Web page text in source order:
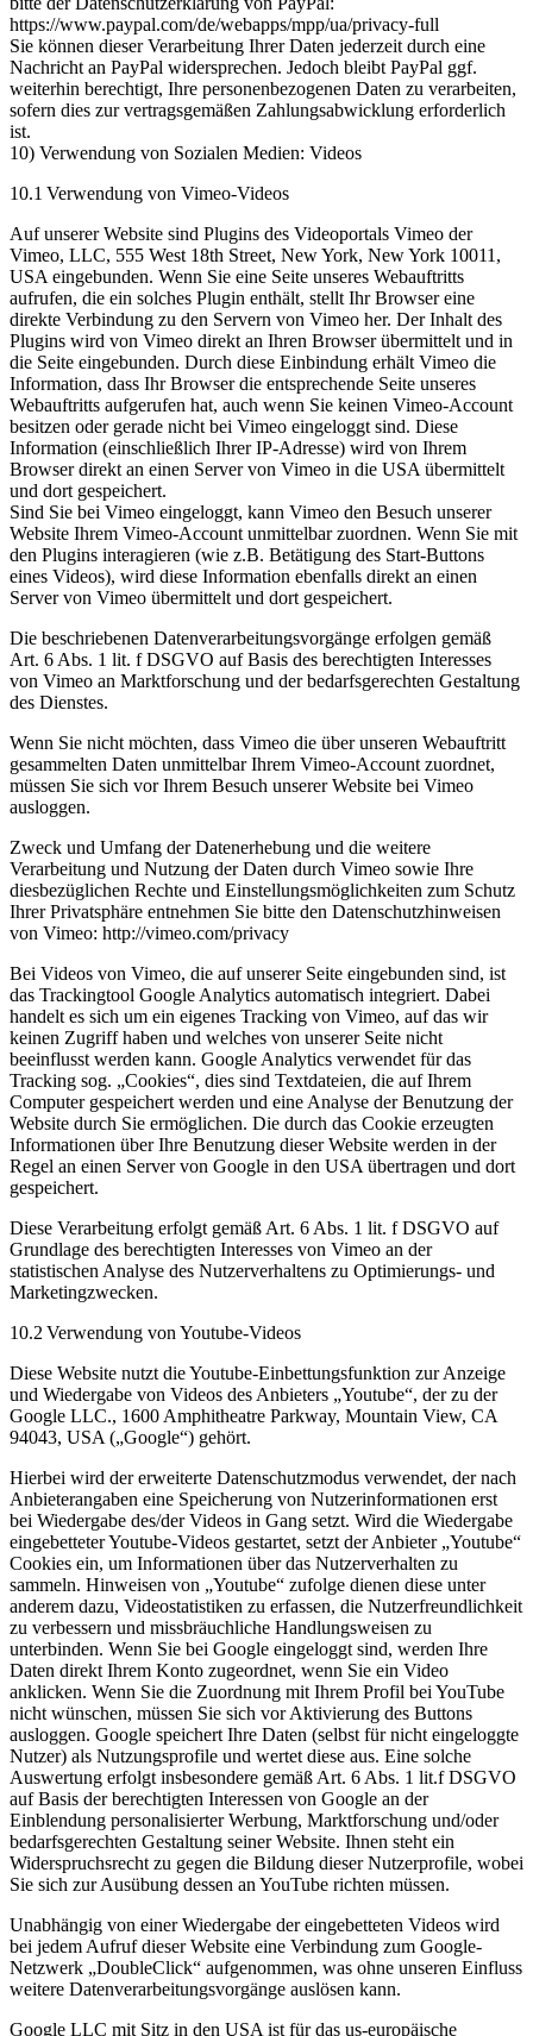
https://www.paypal.com/de/webapps/mpp/ua/privacy-full
Sie können dieser Verarbeitung Ihrer Daten jederzeit durch eine
Nachricht an PayPal widersprechen. Jedoch bleibt PayPal ggf.
weiterhin berechtigt, Ihre personenbezogenen Daten zu verarbeiten,
sofern dies zur vertragsgemäßen Zahlungsabwicklung erforderlich
ist.
10) Verwendung von Sozialen Medien: Videos
10.1 Verwendung von Vimeo-Videos
Auf unserer Website sind Plugins des Videoportals Vimeo der
Vimeo, LLC, 555 West 18th Street, New York, New York 10011,
USA eingebunden. Wenn Sie eine Seite unseres Webauftritts
aufrufen, die ein solches Plugin enthält, stellt Ihr Browser eine
direkte Verbindung zu den Servern von Vimeo her. Der Inhalt des
Plugins wird von Vimeo direkt an Ihren Browser übermittelt und in
die Seite eingebunden. Durch diese Einbindung erhält Vimeo die
Information, dass Ihr Browser die entsprechende Seite unseres
Webauftritts aufgerufen hat, auch wenn Sie keinen Vimeo-Account
besitzen oder gerade nicht bei Vimeo eingeloggt sind. Diese
Information (einschließlich Ihrer IP-Adresse) wird von Ihrem
Browser direkt an einen Server von Vimeo in die USA übermittelt
und dort gespeichert.
Sind Sie bei Vimeo eingeloggt, kann Vimeo den Besuch unserer
Website Ihrem Vimeo-Account unmittelbar zuordnen. Wenn Sie mit
den Plugins interagieren (wie z.B. Betätigung des Start-Buttons
eines Videos), wird diese Information ebenfalls direkt an einen
Server von Vimeo übermittelt und dort gespeichert.
Die beschriebenen Datenverarbeitungsvorgänge erfolgen gemäß
Art. 6 Abs. 1 lit. f DSGVO auf Basis des berechtigten Interesses
von Vimeo an Marktforschung und der bedarfsgerechten Gestaltung
des Dienstes.
Wenn Sie nicht möchten, dass Vimeo die über unseren Webauftritt
gesammelten Daten unmittelbar Ihrem Vimeo-Account zuordnet,
müssen Sie sich vor Ihrem Besuch unserer Website bei Vimeo
ausloggen.
Zweck und Umfang der Datenerhebung und die weitere
Verarbeitung und Nutzung der Daten durch Vimeo sowie Ihre
diesbezüglichen Rechte und Einstellungsmöglichkeiten zum Schutz
Ihrer Privatsphäre entnehmen Sie bitte den Datenschutzhinweisen
von Vimeo: http://vimeo.com/privacy
Bei Videos von Vimeo, die auf unserer Seite eingebunden sind, ist
das Trackingtool Google Analytics automatisch integriert. Dabei
handelt es sich um ein eigenes Tracking von Vimeo, auf das wir
keinen Zugriff haben und welches von unserer Seite nicht
beeinflusst werden kann. Google Analytics verwendet für das
Tracking sog. „Cookies“, dies sind Textdateien, die auf Ihrem
Computer gespeichert werden und eine Analyse der Benutzung der
Website durch Sie ermöglichen. Die durch das Cookie erzeugten
Informationen über Ihre Benutzung dieser Website werden in der
Regel an einen Server von Google in den USA übertragen und dort
gespeichert.
Diese Verarbeitung erfolgt gemäß Art. 6 Abs. 1 lit. f DSGVO auf
Grundlage des berechtigten Interesses von Vimeo an der
statistischen Analyse des Nutzerverhaltens zu Optimierungs- und
Marketingzwecken.
10.2 Verwendung von Youtube-Videos
Diese Website nutzt die Youtube-Einbettungsfunktion zur Anzeige
und Wiedergabe von Videos des Anbieters „Youtube“, der zu der
Google LLC., 1600 Amphitheatre Parkway, Mountain View, CA
94043, USA („Google“) gehört.
Hierbei wird der erweiterte Datenschutzmodus verwendet, der nach
Anbieterangaben eine Speicherung von Nutzerinformationen erst
bei Wiedergabe des/der Videos in Gang setzt. Wird die Wiedergabe
eingebetteter Youtube-Videos gestartet, setzt der Anbieter „Youtube“
Cookies ein, um Informationen über das Nutzerverhalten zu
sammeln. Hinweisen von „Youtube“ zufolge dienen diese unter
anderem dazu, Videostatistiken zu erfassen, die Nutzerfreundlichkeit
zu verbessern und missbräuchliche Handlungsweisen zu
unterbinden. Wenn Sie bei Google eingeloggt sind, werden Ihre
Daten direkt Ihrem Konto zugeordnet, wenn Sie ein Video
anklicken. Wenn Sie die Zuordnung mit Ihrem Profil bei YouTube
nicht wünschen, müssen Sie sich vor Aktivierung des Buttons
ausloggen. Google speichert Ihre Daten (selbst für nicht eingeloggte
Nutzer) als Nutzungsprofile und wertet diese aus. Eine solche
Auswertung erfolgt insbesondere gemäß Art. 6 Abs. 1 lit.f DSGVO
auf Basis der berechtigten Interessen von Google an der
Einblendung personalisierter Werbung, Marktforschung und/oder
bedarfsgerechten Gestaltung seiner Website. Ihnen steht ein
Widerspruchsrecht zu gegen die Bildung dieser Nutzerprofile, wobei
Sie sich zur Ausübung dessen an YouTube richten müssen.
Unabhängig von einer Wiedergabe der eingebetteten Videos wird
bei jedem Aufruf dieser Website eine Verbindung zum Google-
Netzwerk „DoubleClick“ aufgenommen, was ohne unseren Einfluss
weitere Datenverarbeitungsvorgänge auslösen kann.
Google LLC mit Sitz in den USA ist für das us-europäische